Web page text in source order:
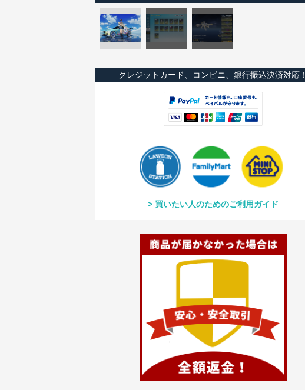
クレジットカード、コンビニ、銀行振込決済対応！
買いたい人のためのご利用ガイド